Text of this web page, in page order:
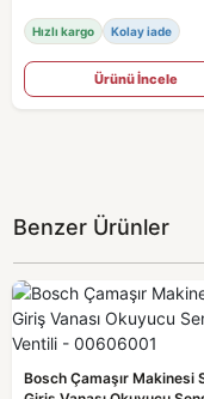
Hızlı kargo Kolay iade
Ürünü İncele
Benzer Ürünler
Bosch Çamaşır Makinesi